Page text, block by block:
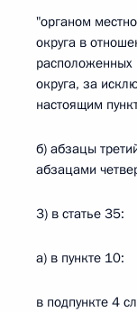
"органом
округа в
расположенных
округа, за
настоящим
б) абзацы
абзацами
3) в статье 35:
а) в пункте 10:
в подпункте 4